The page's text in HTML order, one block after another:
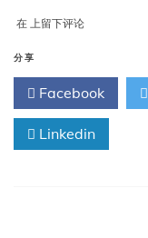
在 德
萨
斯
州
的
牛
和
上留下评论
分享
Facebook
Linkedin